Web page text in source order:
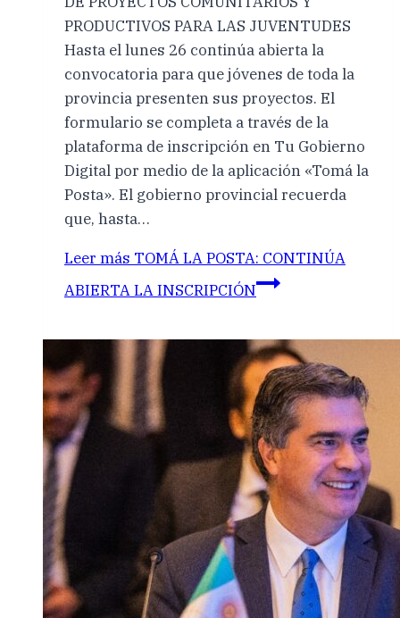
PRODUCTIVOS PARA LAS JUVENTUDES
Hasta el lunes 26 continúa abierta la
convocatoria para que jóvenes de toda la
provincia presenten sus proyectos. El
formulario se completa a través de la
plataforma de inscripción en Tu Gobierno
Digital por medio de la aplicación «Tomá la
Posta». El gobierno provincial recuerda
que, hasta…
Leer más TOMÁ LA POSTA: CONTINÚA
ABIERTA LA INSCRIPCIÓN